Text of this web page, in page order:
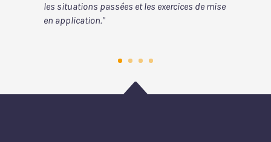
les situations passées et les exercices de mise
en application."
B